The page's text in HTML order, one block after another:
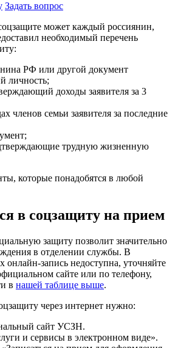
Задать вопрос
может каждый россиянин,
необходимый перечень
РФ или другой документ
личность;
доходы заявителя за 3
членов семьи заявителя за последние
трудную жизненную
которые понадобятся в любой
в соцзащиту на прием
защиту позволит значительно
в отделении службы. В
онлайн-запись недоступна, уточняйте
сайте или по телефону,
в нашей таблице выше.
через интернет нужно:
сайт УСЗН.
и сервисы в электронном виде».